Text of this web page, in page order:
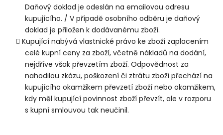
Daňový doklad je odeslán na emailovou adresu
kupujícího. / V případě osobního odběru je daňový
doklad je přiložen k dodávanému zboží.
Kupující nabývá vlastnické právo ke zboží zaplacením
celé kupní ceny za zboží, včetně nákladů na dodání,
nejdříve však převzetím zboží. Odpovědnost za
nahodilou zkázu, poškození či ztrátu zboží přechází na
kupujícího okamžikem převzetí zboží nebo okamžikem,
kdy měl kupující povinnost zboží převzít, ale v rozporu
s kupní smlouvou tak neučinil.